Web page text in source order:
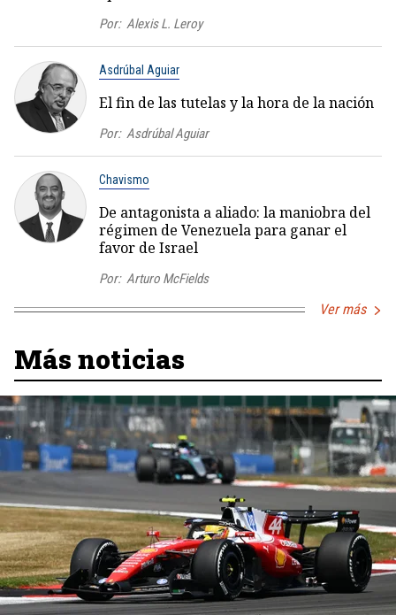
Por: Alexis L. Leroy
Asdrúbal Aguiar
El fin de las tutelas y la hora de la nación
Por: Asdrúbal Aguiar
Chavismo
De antagonista a aliado: la maniobra del
régimen de Venezuela para ganar el
favor de Israel
Por: Arturo McFields
Ver más
Más noticias